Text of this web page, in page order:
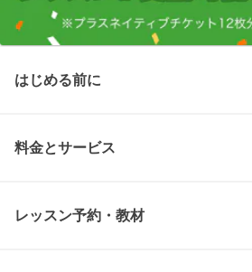
はじめる前に
料金とサービス
レッスン予約・教材